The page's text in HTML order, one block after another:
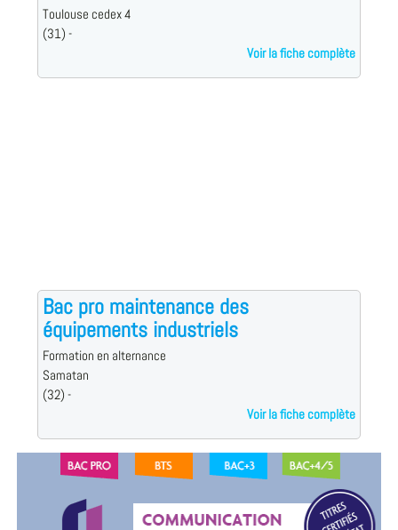
Toulouse cedex 4
(31) -
Voir la fiche complète
Bac pro maintenance des
équipements industriels
Formation en alternance
Samatan
(32) -
Voir la fiche complète